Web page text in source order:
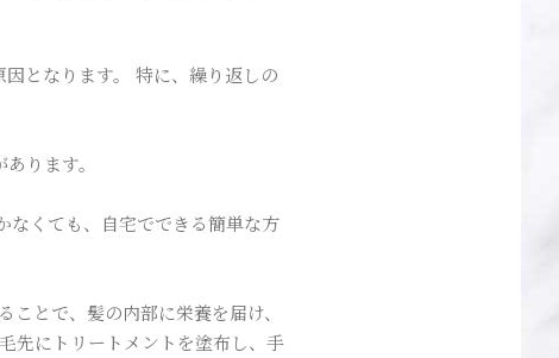
となります。 特に、繰り返しの
ります。
なくても、自宅でできる簡単な方
とで、髪の内部に栄養を届け、
先にトリートメントを塗布し、手